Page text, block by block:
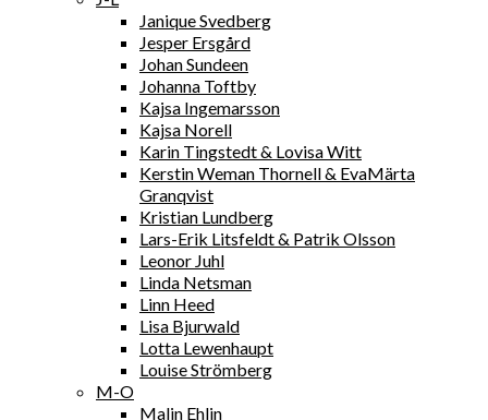
Janique Svedberg
Jesper Ersgård
Johan Sundeen
Johanna Toftby
Kajsa Ingemarsson
Kajsa Norell
Karin Tingstedt & Lovisa Witt
Kerstin Weman Thornell & EvaMärta
Granqvist
Kristian Lundberg
Lars-Erik Litsfeldt & Patrik Olsson
Leonor Juhl
Linda Netsman
Linn Heed
Lisa Bjurwald
Lotta Lewenhaupt
Louise Strömberg
M-O
Malin Ehlin